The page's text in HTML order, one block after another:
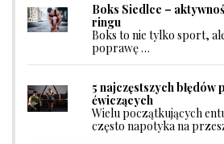
Boks Siedlce –
ringu
Boks to nie tylko sport,
poprawę …
5 najczęstszych błędów
ćwiczących
Wielu początkujących
często napotyka na